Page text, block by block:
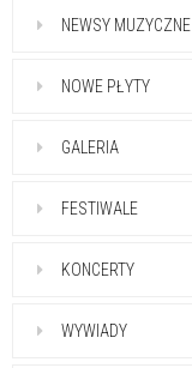
NEWSY MUZYCZNE
NOWE PŁYTY
GALERIA
FESTIWALE
KONCERTY
WYWIADY